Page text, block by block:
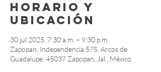
Horario y
ubicación
30 jul 2025, 7:30 a.m. – 9:30 p.m.
Zapopan, Independencia 575, Arcos de
Guadalupe, 45037 Zapopan, Jal., México